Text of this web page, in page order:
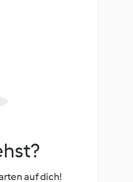
auf dich!